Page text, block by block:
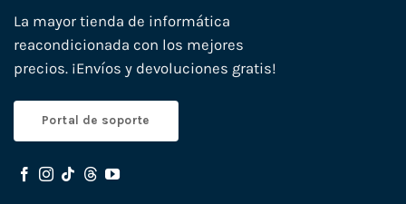
La mayor tienda de informática
reacondicionada con los mejores
precios. ¡Envíos y devoluciones gratis!
Portal de soporte